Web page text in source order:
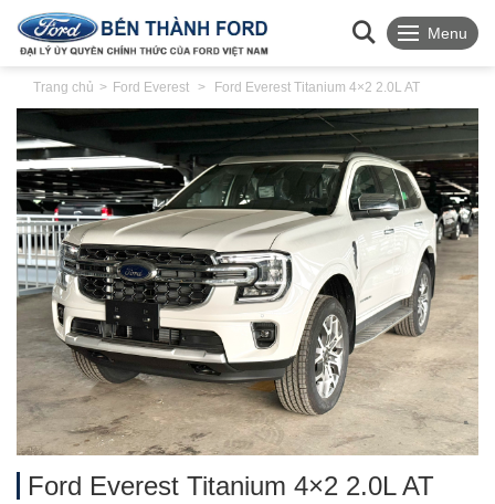
Menu
Trang chủ Ford Everest Ford Everest Titanium 4×2 2.0L AT
Ford Everest Titanium 4×2 2.0L AT